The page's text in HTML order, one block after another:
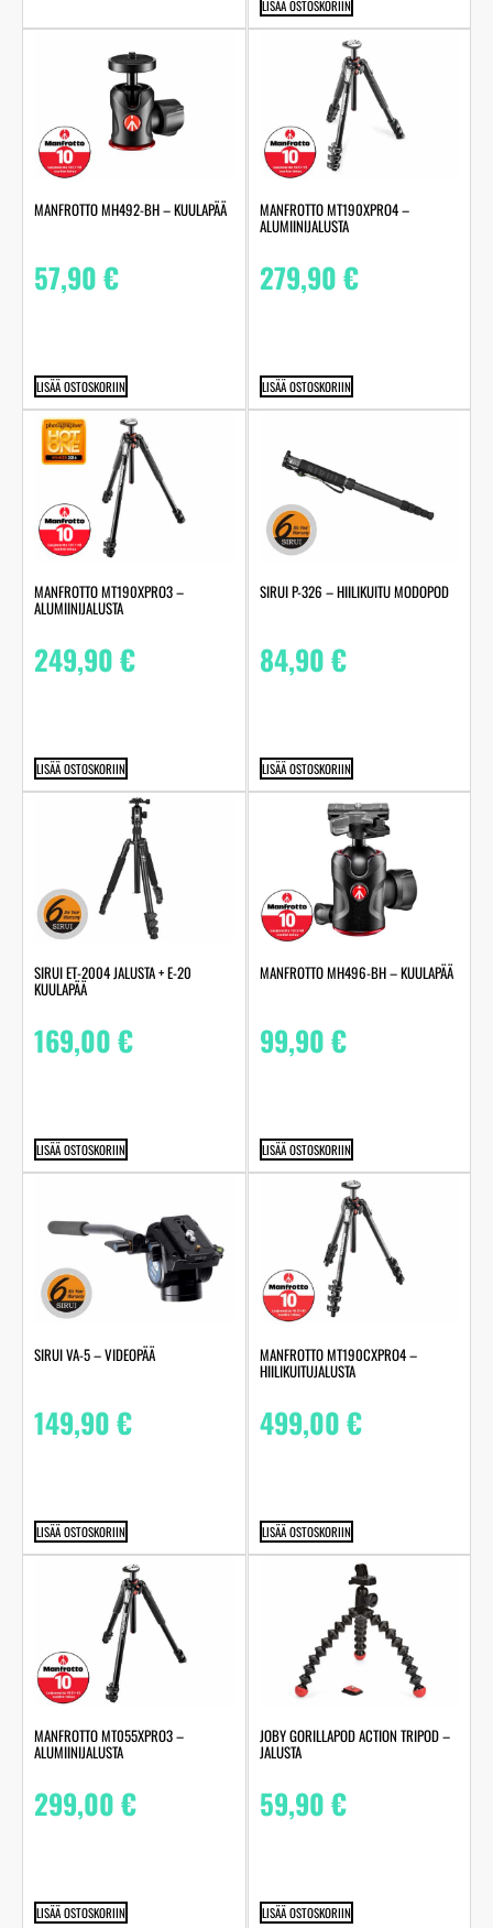
LISÄÄ OSTOSKORIIN
MANFROTTO MH492-BH – KUULAPÄÄ
57,90€
LISÄÄ OSTOSKORIIN
MANFROTTO MT190XPRO4 –
ALUMIINIJALUSTA
279,90€
LISÄÄ OSTOSKORIIN
MANFROTTO MT190XPRO3 –
ALUMIINIJALUSTA
249,90€
LISÄÄ OSTOSKORIIN
SIRUI P-326 – HIILIKUITU MODOPOD
84,90€
LISÄÄ OSTOSKORIIN
SIRUI ET-2004 JALUSTA + E-20
KUULAPÄÄ
169,00€
LISÄÄ OSTOSKORIIN
MANFROTTO MH496-BH – KUULAPÄÄ
99,90€
LISÄÄ OSTOSKORIIN
SIRUI VA-5 – VIDEOPÄÄ
149,90€
LISÄÄ OSTOSKORIIN
MANFROTTO MT190CXPRO4 –
HIILIKUITUJALUSTA
499,00€
LISÄÄ OSTOSKORIIN
MANFROTTO MT055XPRO3 –
ALUMIINIJALUSTA
299,00€
LISÄÄ OSTOSKORIIN
JOBY GORILLAPOD ACTION TRIPOD –
JALUSTA
59,90€
LISÄÄ OSTOSKORIIN